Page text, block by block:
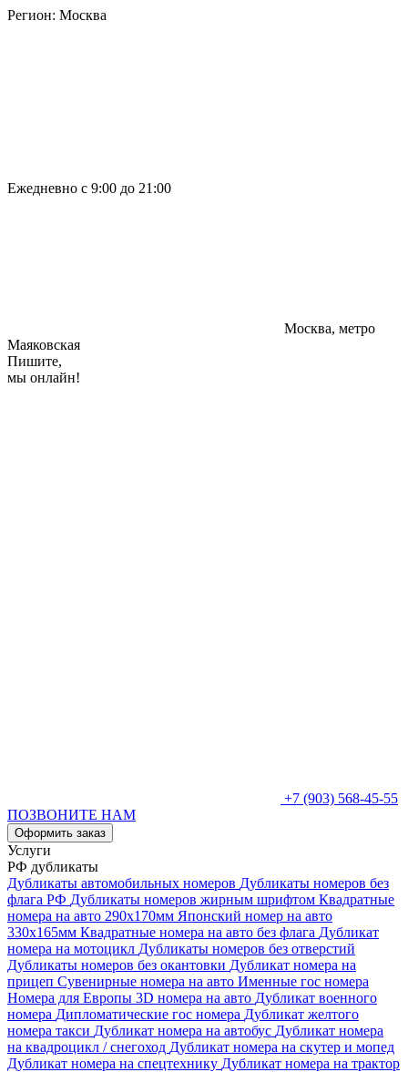
Регион: Москва
Ежедневно с 9:00 до 21:00
Москва, метро
Маяковская
Пишите,
мы онлайн!
+7 (903) 568-45-55
ПОЗВОНИТЕ НАМ
Оформить заказ
Услуги
РФ дубликаты
Дубликаты автомобильных номеров Дубликаты номеров без
флага РФ Дубликаты номеров жирным шрифтом Квадратные
номера на авто 290х170мм Японский номер на авто
330х165мм Квадратные номера на авто без флага Дубликат
номера на мотоцикл Дубликаты номеров без отверстий
Дубликаты номеров без окантовки Дубликат номера на
прицеп Сувенирные номера на авто Именные гос номера
Номера для Европы 3D номера на авто Дубликат военного
номера Дипломатические гос номера Дубликат желтого
номера такси Дубликат номера на автобус Дубликат номера
на квадроцикл / снегоход Дубликат номера на скутер и мопед
Дубликат номера на спецтехнику Дубликат номера на трактор